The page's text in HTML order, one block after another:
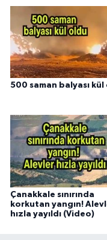
500 saman balyası kül
Çanakkale sınırında
korkutan yangın!
hızla yayıldı (Video)